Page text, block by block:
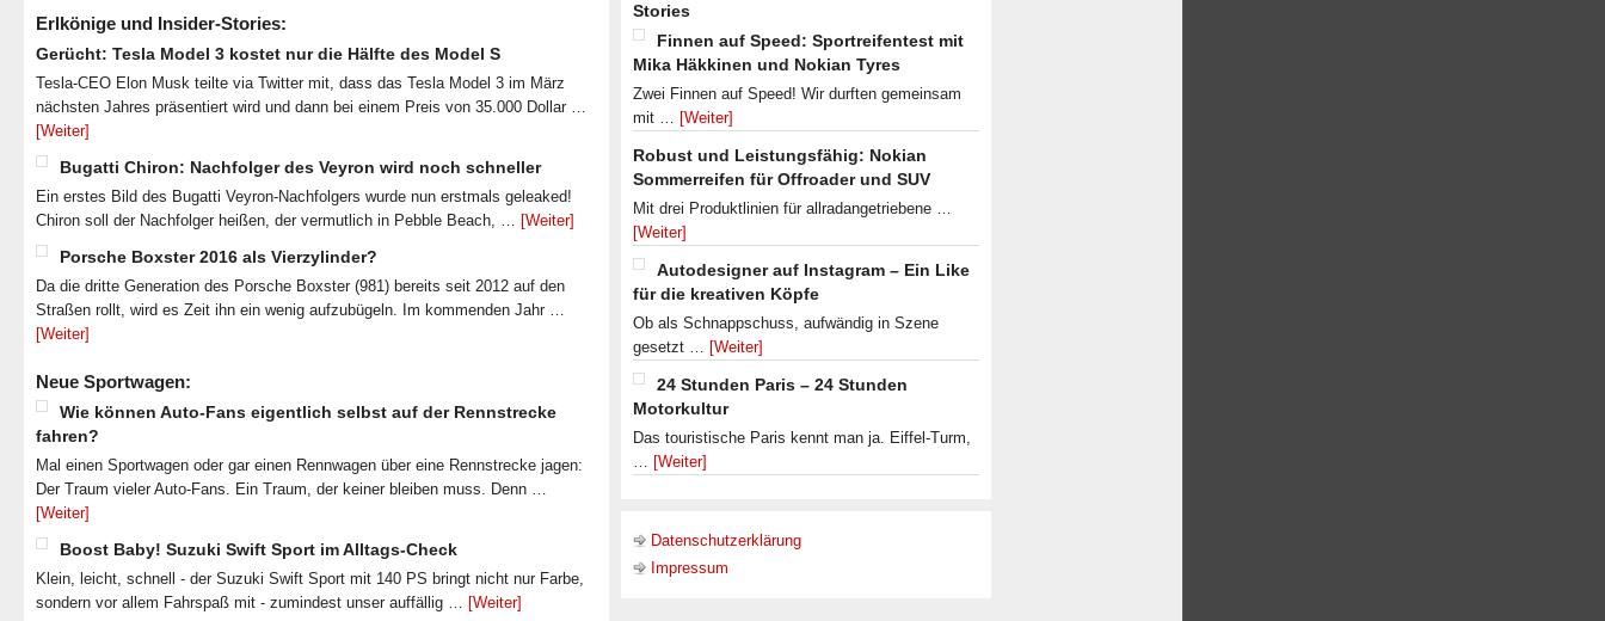
Erlkönige und Insider-Stories:
Gerücht: Tesla Model 3 kostet nur die Hälfte des Model S
Tesla-CEO Elon Musk teilte via Twitter mit, dass das Tesla Model 3 im März
nächsten Jahres präsentiert wird und dann bei einem Preis von 35.000 Dollar …
[Weiter]
Bugatti Chiron: Nachfolger des Veyron wird noch schneller
Ein erstes Bild des Bugatti Veyron-Nachfolgers wurde nun erstmals geleaked!
Chiron soll der Nachfolger heißen, der vermutlich in Pebble Beach, … [Weiter]
Porsche Boxster 2016 als Vierzylinder?
Da die dritte Generation des Porsche Boxster (981) bereits seit 2012 auf den
Straßen rollt, wird es Zeit ihn ein wenig aufzubügeln. Im kommenden Jahr …
[Weiter]
Neue Sportwagen:
Wie können Auto-Fans eigentlich selbst auf der Rennstrecke
fahren?
Mal einen Sportwagen oder gar einen Rennwagen über eine Rennstrecke jagen:
Der Traum vieler Auto-Fans. Ein Traum, der keiner bleiben muss. Denn …
[Weiter]
Boost Baby! Suzuki Swift Sport im Alltags-Check
Klein, leicht, schnell - der Suzuki Swift Sport mit 140 PS bringt nicht nur Farbe,
sondern vor allem Fahrspaß mit - zumindest unser auffällig … [Weiter]
Stories
Finnen auf Speed: Sportreifentest mit
Mika Häkkinen und Nokian Tyres
Zwei Finnen auf Speed! Wir durften gemeinsam
mit … [Weiter]
Robust und Leistungsfähig: Nokian
Sommerreifen für Offroader und SUV
Mit drei Produktlinien für allradangetriebene …
[Weiter]
Autodesigner auf Instagram – Ein Like
für die kreativen Köpfe
Ob als Schnappschuss, aufwändig in Szene
gesetzt … [Weiter]
24 Stunden Paris – 24 Stunden
Motorkultur
Das touristische Paris kennt man ja. Eiffel-Turm,
… [Weiter]
Datenschutzerklärung
Impressum